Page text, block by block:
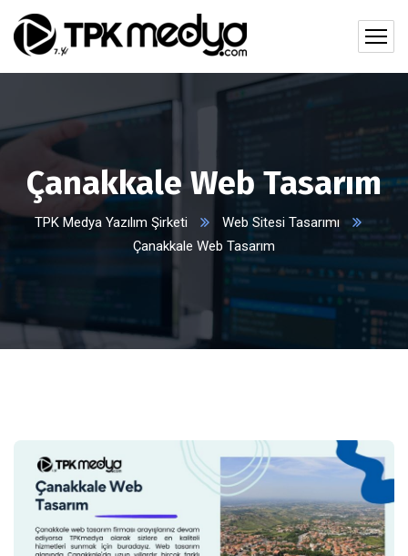
Çanakkale Web Tasarım
TPK Medya Yazılım Şirketi
Web Sitesi Tasarımı
Çanakkale Web Tasarım